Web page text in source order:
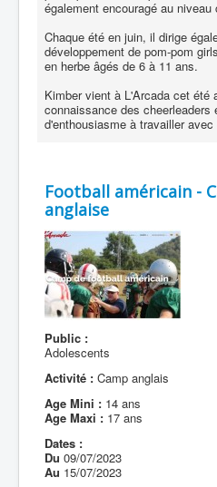
également encouragé au niveau
Chaque été en juin, il dirige
développement de pom-pom
en herbe âgés de 6 à 11 ans.
Kimber vient à L'Arcada cet été
connaissance des cheerleaders
d'enthousiasme à travailler
Football américain -
anglaise
Public :
Adolescents
Activité : Camp anglais
Age Mini : 14 ans
Age Maxi : 17 ans
Dates :
Du 09/07/2023
Au 15/07/2023